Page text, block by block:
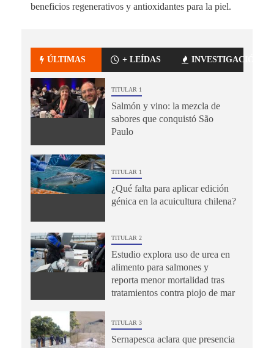
beneficios regenerativos y antioxidantes para la piel.
ÚLTIMAS + LEÍDAS INVESTIGACIÓN
TITULAR 1
Salmón y vino: la mezcla de
sabores que conquistó São
Paulo
TITULAR 1
¿Qué falta para aplicar edición
génica en la acuicultura chilena?
TITULAR 2
Estudio explora uso de urea en
alimento para salmones y
reporta menor mortalidad tras
tratamientos contra piojo de mar
TITULAR 3
Sernapesca aclara que presencia